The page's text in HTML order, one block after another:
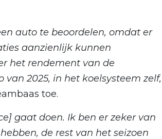
auto te beoordelen, omdat er
aanzienlijk kunnen
het rendement van de
2025, in het koelsysteem zelf,
toe.
gaat doen. Ik ben er zeker van
de rest van het seizoen